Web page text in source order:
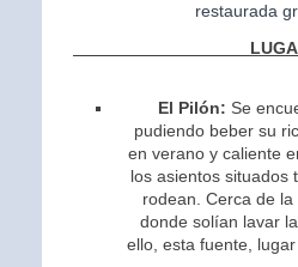
restaurada
El Pilón: Se
pudiendo beber su
en verano y caliente
los asientos situados
rodean. Cerca de
donde solían lavar
ello, esta fuente,